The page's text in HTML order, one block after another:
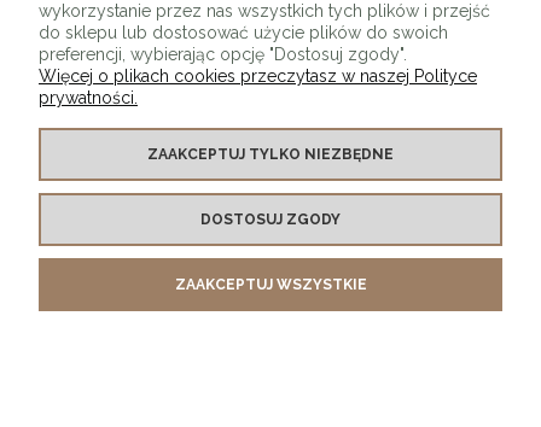
KRZESŁO OGGIE B GRAFITOWE/ NOGI CZARNE /
tkanina
wykorzystanie przez nas wszystkich tych plików i przejść
do sklepu lub dostosować użycie plików do swoich
preferencji, wybierając opcję "Dostosuj zgody".
Więcej o plikach cookies przeczytasz w naszej Polityce
prywatności.
ZAAKCEPTUJ TYLKO NIEZBĘDNE
DOSTOSUJ ZGODY
ZAAKCEPTUJ WSZYSTKIE